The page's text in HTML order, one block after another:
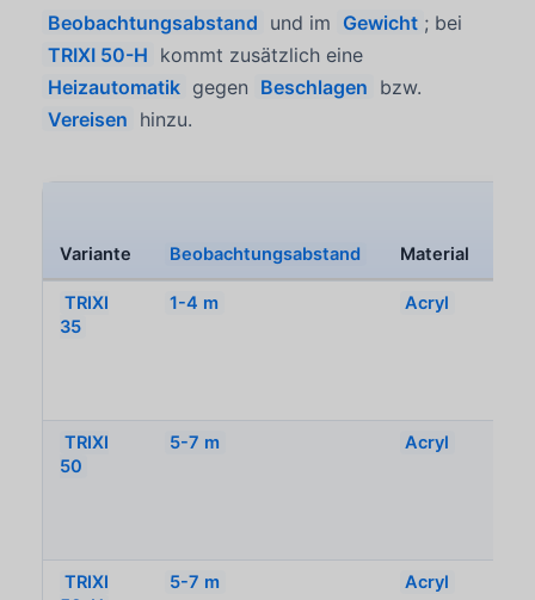
Beobachtungsabstand und im Gewicht ; bei
TRIXI 50-H kommt zusätzlich eine
Heizautomatik gegen Beschlagen bzw.
Vereisen hinzu.
Variante Beobachtungsabstand Material
TRIXI
35
1-4 m Acryl
TRIXI
50
5-7 m Acryl
TRIXI
5-7 m Acryl